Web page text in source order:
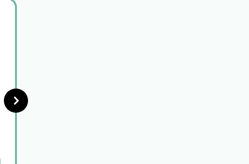
弁護士法人名城法律事
務所 一宮事務所